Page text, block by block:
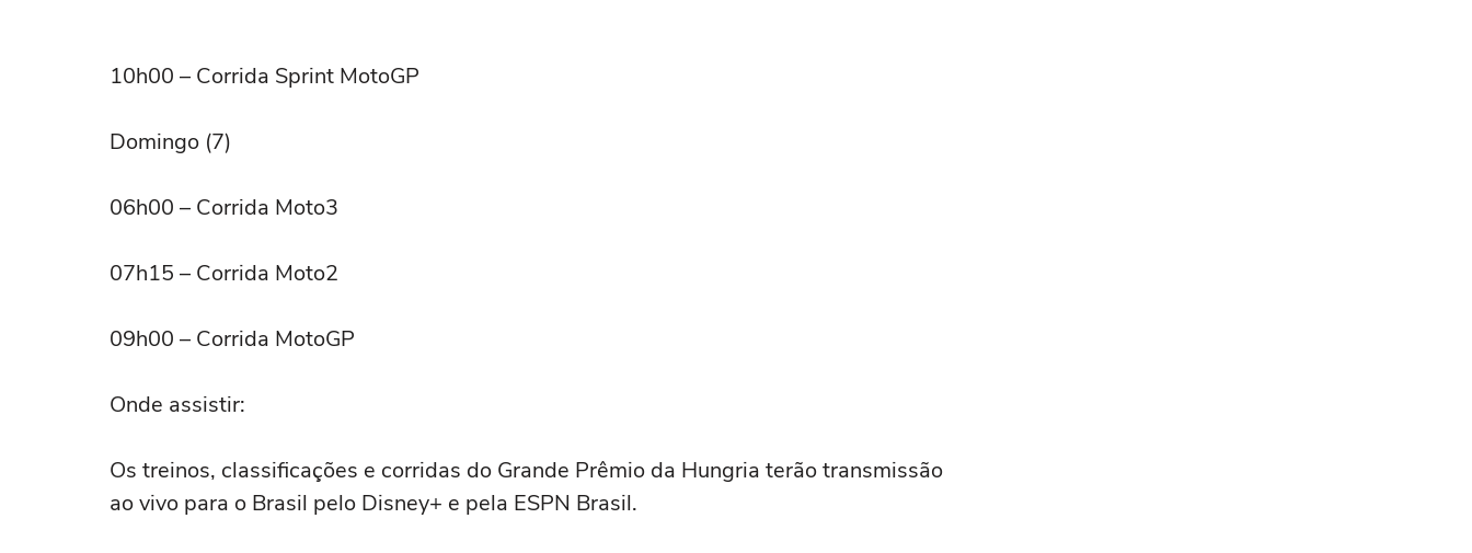
10h00 – Corrida Sprint MotoGP
Domingo (7)
06h00 – Corrida Moto3
07h15 – Corrida Moto2
09h00 – Corrida MotoGP
Onde assistir:
Os treinos, classificações e corridas do Grande Prêmio da Hungria terão transmissão
ao vivo para o Brasil pelo Disney+ e pela ESPN Brasil.